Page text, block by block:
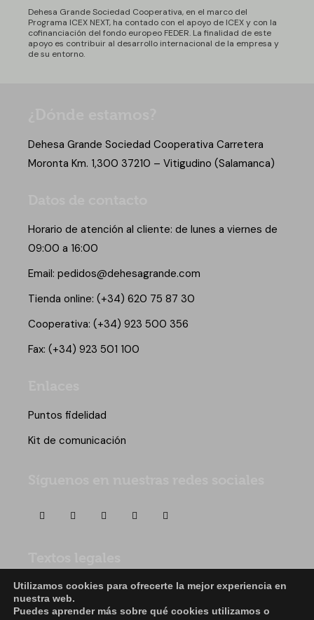
Dehesa Grande Sociedad Cooperativa Carretera
Moronta Km. 1,300 37210 – Vitigudino (Salamanca)
Horario de atención al cliente: de lunes a viernes de
09:00 a 16:00
Email: pedidos@dehesagrande.com
Tienda online: (+34) 620 75 87 30
Cooperativa: (+34) 923 500 356
Fax: (+34) 923 501 100
Puntos fidelidad
Kit de comunicación
Política de privacidad
Política de
cookies|
Dehesa Grande Sociedad Cooperativa, en el marco del
Programa ICEX NEXT, ha contado con el apoyo de ICEX y con la
cofinanciación del fondo europeo FEDER. La finalidad de este
apoyo es contribuir al desarrollo internacional de la empresa y
de su entorno.
Utilizamos cookies para ofrecerte la mejor experiencia en
nuestra web.
Puedes aprender más sobre qué cookies utilizamos o